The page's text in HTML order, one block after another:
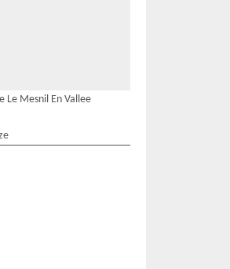
Le Mesnil En Vallee